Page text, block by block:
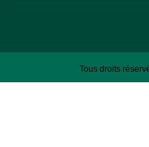
Tous droits